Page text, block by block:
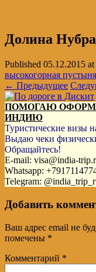
Долина Нубра
Published 05.12.2015 at
высокогорная
← Предыдущее
ПОМОГАЮ
ИНДИЮ
Туристические визы
Выдаю чеки
Обращайтесь!
E-mail: visa@india-
Whatsapp:
Telegram:
Добавить
Ваш адрес email не
помечены *
Комментарий *